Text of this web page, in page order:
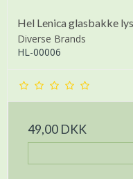
Hel Lenica glasbakke
Diverse Brands
HL-00006
49,00 DKK